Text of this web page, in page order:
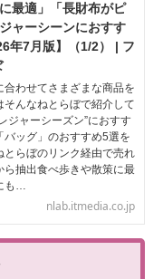
最適」「長財布がピ
ャーシーンにおすす
年7月版】（1/2） | フ
わせてさまざまな商品を
んなねとらぼで紹介して
ジャーシーズン”におすす
ッグ」のおすすめ5選を
らぼのリンク経由で売れ
抽出食べ歩きや散策に最
も…
nlab.itmedia.co.jp